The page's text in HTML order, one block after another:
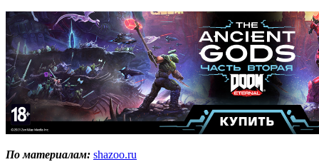
По материалам: shazoo.ru